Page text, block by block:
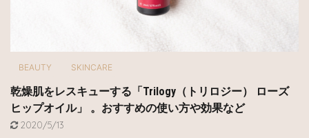
BEAUTY SKINCARE
乾燥肌をレスキューする「Trilogy（トリロジー） ローズ
ヒップオイル」 。おすすめの使い方や効果など
2020/5/13